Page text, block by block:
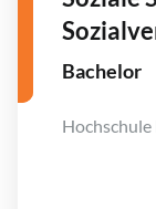
Bachelor
Hochschule